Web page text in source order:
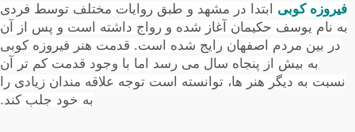
فیروزه کوبی ابتدا در مشهد و طبق روایات مختلف توسط فردی
به نام یوسف حکیمان آغاز شده و رواج داشته است و پس از آن
در بین مردم اصفهان رایج شده است. قدمت هنر فیروزه کوبی
به بیش از پنجاه سال می رسد اما با وجود قدمت کم تر آن
نسبت به دیگر هنر ها، توانسته است توجه علاقه مندان زیادی را
به خود جلب کند.